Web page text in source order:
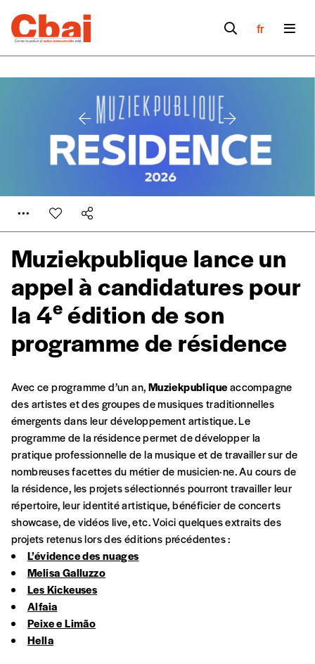
fr
Muziekpublique lance un
appel à candidatures pour
la 4eédition de son
programme de résidence
Se connecter
CONNEXION
Créer un
compte
Formulaire de
commande
A partir de 2021,
Imag, le magazine de
l’interculturel,
vous est proposé àPRIX LIBRE
Le prix libre est un mode de fixation du prix
par l’acheteur d’un bien ou d’un service, qui
peut être une manière pour lui de payer le prix
qu’il estime juste. Dans l’objectif de rendre nos
activités et publications accessibles, et
d’affirmer notre attachement aux valeurs de
solidarité, nous vous proposons d’estimer
vous-mêmes le coût de notre publication.
Cette valeur peut donc être inférieure, égale
ou supérieure au prix indicatif. De cette
manière, vous soutenez le travail de l’équipe
de rédaction selon vos moyens et vos
motivations.
Avec ce programme d’un an,Muziekpubliqueaccompagne
des artistes et des groupes de musiques traditionnelles
émergents dans leur développement artistique. Le
programme de la résidence permet de développer la
pratique professionnelle de la musique et de travailler sur de
nombreuses facettes du métier de musicien·ne.Au cours de
la résidence, les projets sélectionnés pourront travailler leur
répertoire, leur identité artistique, bénéficier de concerts
showcase, de vidéos live, etc. Voici quelques extraits des
projets retenus lors des éditions précédentes :
L’évidence des nuages
Melisa Galluzzo
Les Kickeuses
Alfaia
Peixe e Limão
Hella